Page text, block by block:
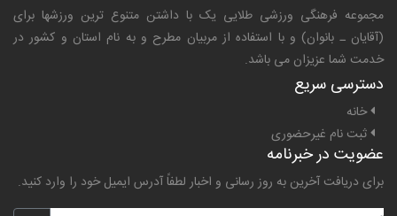
مجموعه فرهنگی ورزشی طلایی یک با داشتن متنوع ترین ورزشها برای
(آقایان ـ بانوان) و با استفاده از مربیان مطرح و به نام استان و کشور در
خدمت شما عزیزان می باشد.
دسترسی سریع
خانه
ثبت نام غیرحضوری
عضویت در خبرنامه
برای دریافت آخرین به روز رسانی و اخبار لطفاً آدرس ایمیل خود را وارد کنید.